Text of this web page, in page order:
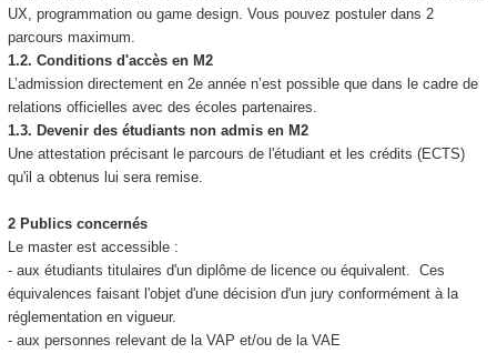
UX, programmation ou game design. Vous pouvez postuler dans 2
parcours maximum.
1.2. Conditions d'accès en M2
L’admission directement en 2e année n’est possible que dans le cadre de
relations officielles avec des écoles partenaires.
1.3. Devenir des étudiants non admis en M2
Une attestation précisant le parcours de l'étudiant et les crédits (ECTS)
qu'il a obtenus lui sera remise.
2 Publics concernés
Le master est accessible :
- aux étudiants titulaires d'un diplôme de licence ou équivalent. Ces
équivalences faisant l'objet d'une décision d'un jury conformément à la
réglementation en vigueur.
- aux personnes relevant de la VAP et/ou de la VAE